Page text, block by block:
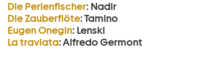
Die Perlen­fischer: Nadir
Die Zauberflöte:Tamino
Eugen Onegin: Lenski
La traviata:Alfredo Germont